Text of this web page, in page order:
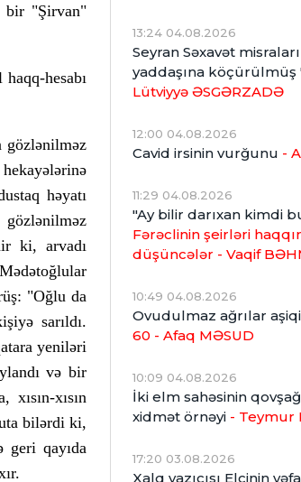
bir "Şirvan"
hesabı
gözlənilməz
həyatı
gözlənilməz
ki, arvadı
"Oğlu da
sarıldı.
yeniləri
və bir
xısın
bilərdi ki,
qayıda
13:24 04.08.2026
Seyran Səxavət
yaddaşına
Lütviyyə ƏSGƏRZADƏ
12:00 04.08.2026
Cavid irsinin vurğunu -
11:29 04.08.2026
"Ay bilir darıxan kimdi
Fərəclinin şeirləri
düşüncələr - Vaqif
10:49 04.08.2026
Ovudulmaz ağrılar aşiqi
60 - Afaq MƏSUD
10:09 04.08.2026
İki elm sahəsinin
xidmət örnəyi - Teymur
17:20 03.08.2026
Xalq yazıçısı Elçinin